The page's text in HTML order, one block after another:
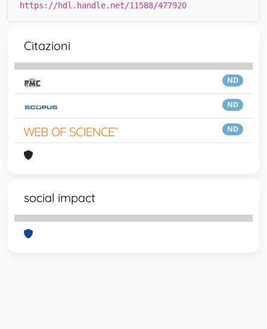
https://hdl.handle.net/11588/477920
Citazioni
ND
ND
ND
social impact